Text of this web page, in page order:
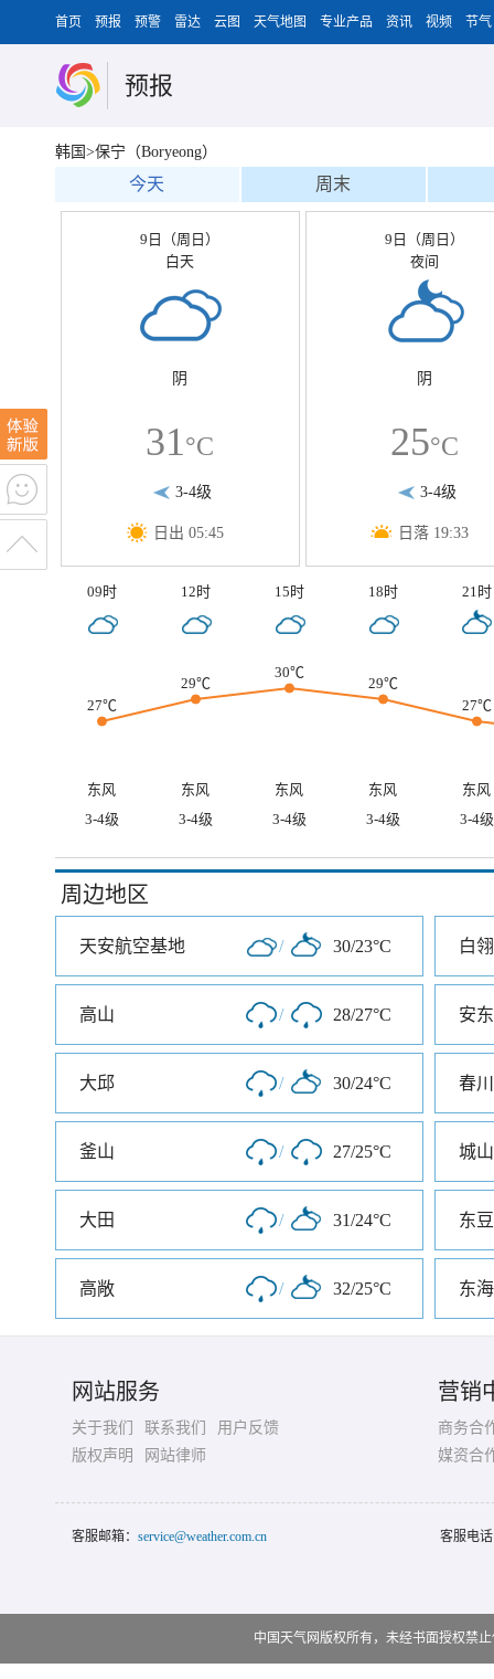
首页 预报 预警 雷达 云图 天气地图 专业产品 资讯 视频 节气
预报
韩国>保宁（Boryeong）
今天 周末
9日（周日）
白天
阴
31°C
3-4级
日出 05:45
9日（周日）
夜间
阴
25°C
3-4级
日落 19:33
09时 12时 15时 18时 21时
27℃
29℃
30℃
29℃
27℃
东风 东风 东风 东风
东风
3-4级
3-4级 3-4级 3-4级 3-4级
周边地区
天安航空基地 / 30/23°C 白
高山 / 28/27°C 安东
大邱 / 30/24°C 春川
釜山 / 27/25°C 城山
大田 / 31/24°C 东
高敞 / 32/25°C 东海
网站服务
关于我们 联系我们
用户反馈
版权声明
网站律师
营销
商务合
媒资合
客服邮箱： service@weather.com.cn 客服电
中国天气网版权所有，未经书面授权